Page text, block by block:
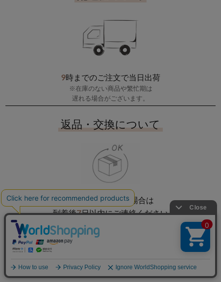
9時までのご注文で当日出荷
※在庫のない商品や繁忙期は
遅れる場合がございます。
返品・交換について
不良品や誤配送の場合は
到着後7日以内にご連絡ください
基本的に不良品以外の返品は
受け付けておりません。
メールマガジン